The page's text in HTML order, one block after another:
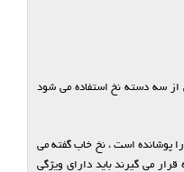
سه دسته نخ استفاده می شود
پوشانده است ، نخ خاب گفته می
می گیرند باید دارای ویژگی